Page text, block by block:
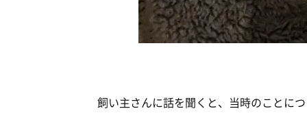
飼い主さんに話を聞くと、当時のことに